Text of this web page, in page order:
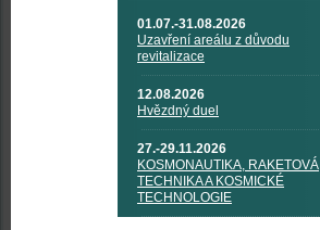
01.07.-31.08.2026
Uzavření areálu z důvodu
revitalizace
12.08.2026
Hvězdný duel
27.-29.11.2026
KOSMONAUTIKA, RAKETOVÁ
TECHNIKA A KOSMICKÉ
TECHNOLOGIE